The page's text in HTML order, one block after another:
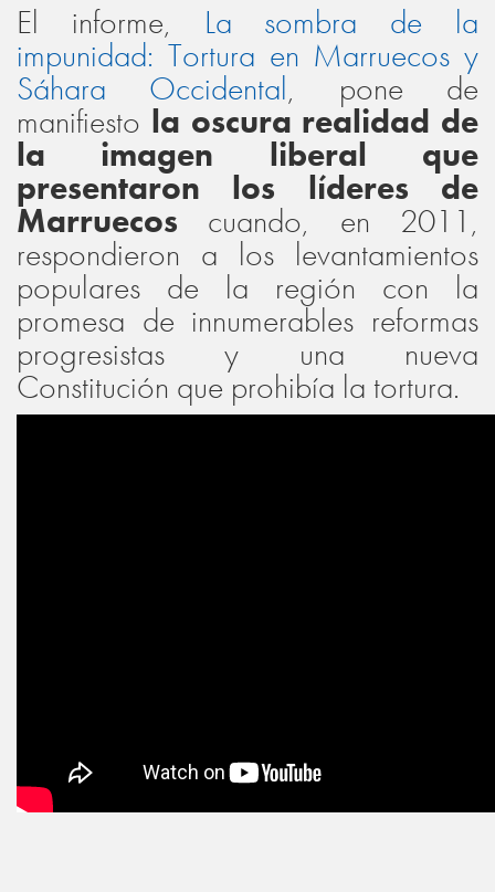
El informe, La sombra de la
impunidad: Tortura en Marruecos y
Sáhara Occidental, pone de
manifiesto la oscura realidad de
la imagen liberal que
presentaron los líderes de
Marruecos cuando, en 2011,
respondieron a los levantamientos
populares de la región con la
promesa de innumerables reformas
progresistas y una nueva
Constitución que prohibía la tortura.